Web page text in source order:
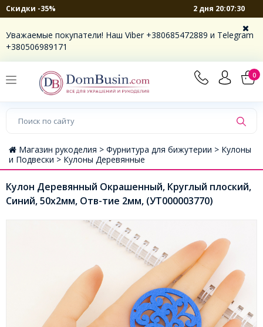
Скидки -35% 2 дня 20:07:30
Уважаемые покупатели! Наш Viber +380685472889 и Telegram
+380506989171
0
Магазин рукоделия > Фурнитура для бижутерии > Кулоны
и Подвески > Кулоны Деревянные
Кулон Деревянный Окрашенный, Круглый плоский,
Синий, 50х2мм, Отв-тие 2мм, (УТ000003770)